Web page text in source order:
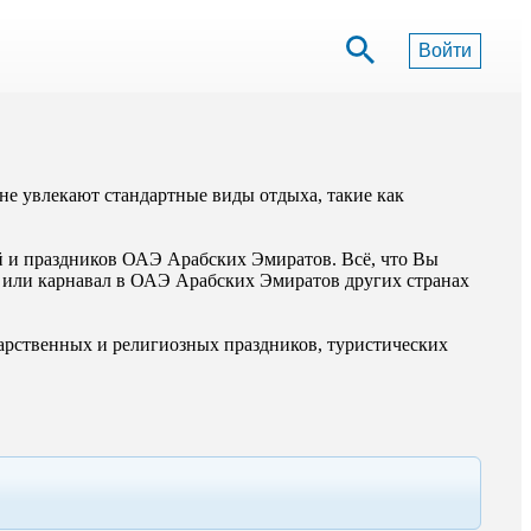
Войти
увлекают стандартные виды отдыха, такие как
и праздников ОАЭ Арабских Эмиратов. Всё, что Вы
карнавал в ОАЭ Арабских Эмиратов других странах
и религиозных праздников, туристических